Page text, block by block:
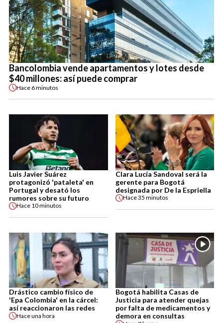
Bancolombia vende apartamentos y lotes desde
$40 millones: así puede comprar
Hace 6 minutos
Luis Javier Suárez
protagonizó 'pataleta' en
Portugal y desató los
rumores sobre su futuro
Hace 10 minutos
Clara Lucía Sandoval será la
gerente para Bogotá
designada por De la Espriella
Hace35 minutos
Drástico cambio físico de
'Epa Colombia' en la cárcel:
así reaccionaron las redes
Haceuna hora
Bogotá habilita Casas de
Justicia para atender quejas
por falta de medicamentos y
demora en consultas